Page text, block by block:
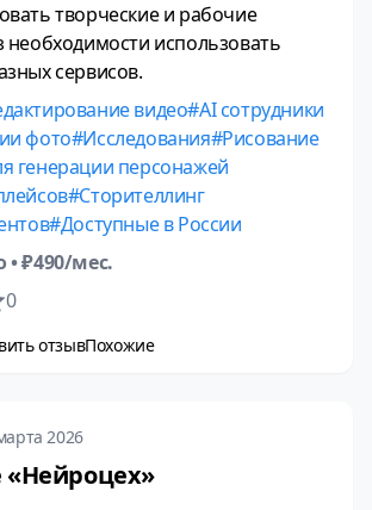
творческие и рабочие
необходимости использовать
сервисов.
видео AI сотрудники
фото Исследования Рисование
генерации персонажей
Сторителлинг
Доступные в России
• ₽490/мес.
0
отзывПохожие
2026
«Нейроцех»